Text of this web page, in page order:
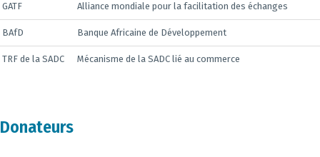
GATF Alliance mondiale pour la facilitation des échanges
BAfD Banque Africaine de Développement
TRF de la SADC Mécanisme de la SADC lié au commerce
Donateurs